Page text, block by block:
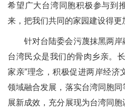
希望广大台湾同胞积极参与到
来，把我们共同的家园建设得更
针对台陆委会污蔑抹黑两
台湾民众是我们的骨肉乡亲。
家亲”理念，积极促进两岸经济
领域融合发展，落实台湾同胞
展新成效，充分展现为台湾同